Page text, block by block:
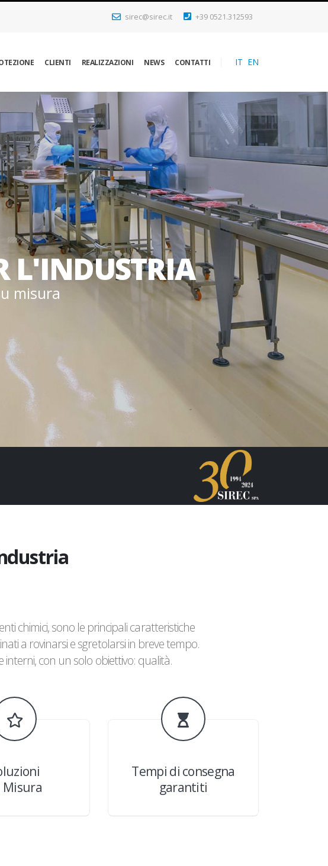
sirec@sirec.it +39 0521.312593
CLIENTI REALIZZAZIONI NEWS CONTATTI IT EN
L'INDUSTRIA
u misura
chimici, sono le principali caratteristiche
a rovinarsi e sgretolarsi in breve tempo.
interni, con un solo obiettivo: qualità.
Misura
Tempi di consegna
garantiti